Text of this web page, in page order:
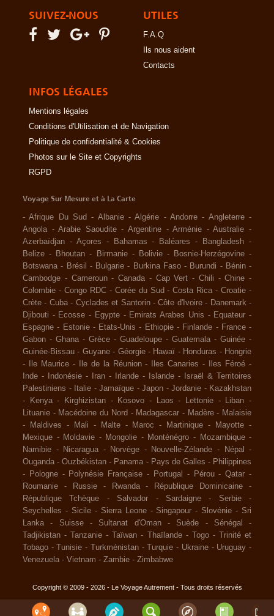
SUIVEZ-NOUS UTILES
F.A.Q
Ils nous aident
Contacts
INFOS LÉGALES
Mentions légales
Conditions d'Utilisation et de Navigation
Politique de confidentialité & Cookies
Photos sur le Site et Copyrights
RGPD
Voyage Sur Mesure et à La Carte
-Afrique Du Sud - Albanie -Algérie -Andorre - Angleterre -
Angola -Arabie Saoudite -Argentine -Arménie -Australie -
Azerbaïdjan - Açores - Bahamas - Baléares - Bangladesh -
Belize - Bhoutan - Birmanie - Bolivie - Bosnie-Herzégovine -
Botswana - Brésil - Bulgarie - Burkina Faso - Burundi - Bénin -
Cambodge - Cameroun - Canada - Cap Vert - Chili -Chine -
Colombie - Congo RDC - Corée du Sud -Costa Rica -Croatie -
Crète - Cuba - Cyclades et Santorin -Côte d'Ivoire - Danemark -
Djibouti - Ecosse - Egypte - Emirats Arabes Unis - Equateur -
Espagne - Estonie - Etats-Unis - Ethiopie - Finlande - France -
Gabon - Ghana - Grèce - Guadeloupe - Guatemala - Guinée -
Guinée-Bissau - Guyane - Géorgie - Hawaï - Honduras - Hongrie
-
Ile Maurice - Ile de la Réunion - Iles Canaries - Iles Féroé -
Inde - Indonésie - Iran - Irlande - Islande -
Israël & Territoires
Palestiniens - Italie - Jamaïque - Japon - Jordanie - Kazakhstan
-
Kenya - Kirghizistan - Kosovo - Laos - Lettonie - Liban -
Lituanie - Macédoine du Nord - Madagascar - Madère - Malaisie
-
Maldives - Mali - Malte - Maroc - Martinique - Mayotte -
Mexique - Moldavie - Mongolie - Monténégro - Mozambique -
Namibie - Nicaragua - Norvège - Nouvelle-Zélande - Népal
-
Ouganda -Ouzbékistan - Panama - Pays de Galles - Philippines
-
Pologne - Polynésie Française - Portugal - Pérou -Qatar -
Roumanie
- Russie - Rwanda - République Dominicaine
-
République Tchèque
- Salvador - Sardaigne - Serbie
-
Seychelles - Sicile - Sierra Leone - Singapour - Slovénie - Sri
Lanka
- Suisse - Sultanat d'Oman - Suède - Sénégal
-
Tadjikistan -Tanzanie -Taïwan - Thaïlande - Togo - Trinité et
Tobago -Tunisie - Turkménistan -Turquie - Ukraine - Uruguay -
Venezuela - Vietnam - Zambie - Zimbabwe
Copyright © 2009 - 2026 - Le Voyage Autrement - Tous droits réservés